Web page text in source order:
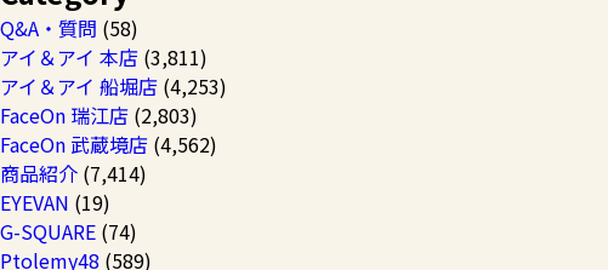
Q&A・質問 (58)
アイ＆アイ 本店 (3,811)
アイ＆アイ 船堀店 (4,253)
FaceOn 瑞江店 (2,803)
FaceOn 武蔵境店 (4,562)
商品紹介 (7,414)
EYEVAN (19)
G-SQUARE (74)
Ptolemy48 (589)